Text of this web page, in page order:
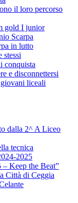
il loro percorso
gold I junior
Scarpa
in lutto
stessi
conquista
e disconnettersi
liceali
dalla 2^ A Liceo
tecnica
2025
– Keep the Beat”
Città di Ceggia